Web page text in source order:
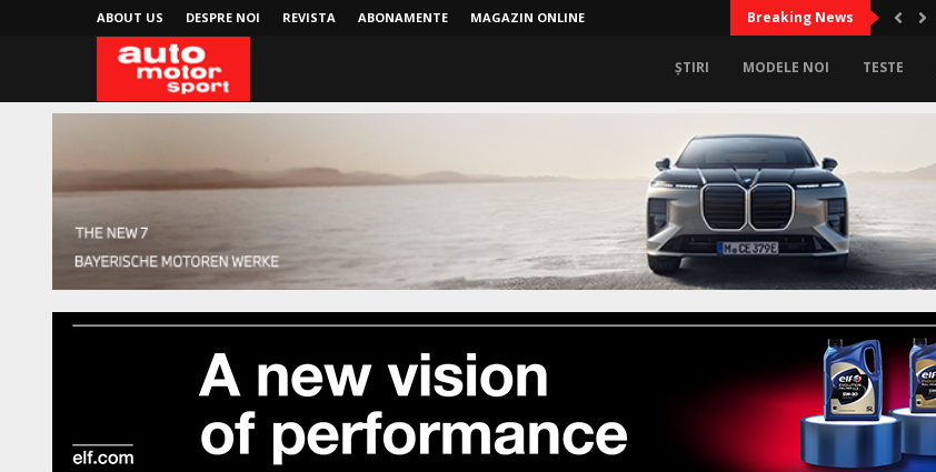
ABOUT US DESPRE NOI REVISTA ABONAMENTE MAGAZIN ONLINE Breaking News
ȘTIRI MODELE NOI TESTE